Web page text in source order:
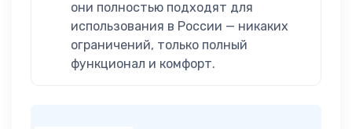
они полностью подходят для
использования в России — никаких
ограничений, только полный
функционал и комфорт.